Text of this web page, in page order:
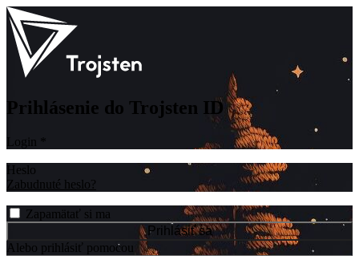
Prihlásenie do Trojsten ID
Login
Heslo
Zabudnuté heslo?
Zapamätať si ma
Prihlásiť sa
Alebo prihlásiť pomocou